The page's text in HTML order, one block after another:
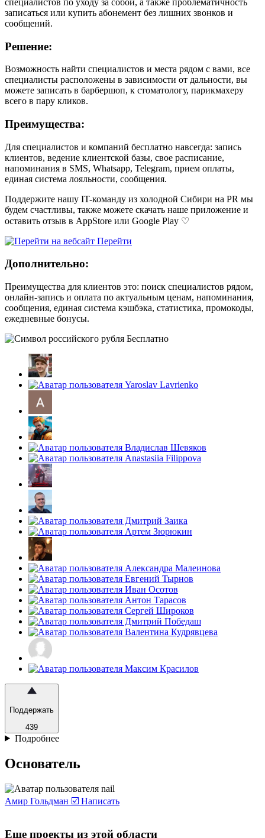
записаться или купить абонемент без лишних звонков и
сообщений.
Решение:
Возможность найти специалистов и места рядом с вами, все
специалисты расположены в зависимости от дальности, вы
можете записать в барбершоп, к стоматологу, парикмахеру
всего в пару кликов.
Преимущества:
Для специалистов и компаний бесплатно навсегда: запись
клиентов, ведение клиентской базы, свое расписание,
напоминания в SMS, Whatsapp, Telegram, прием оплаты,
единая система лояльности, сообщения.
Поддержите нашу IT-команду из холодной Сибири на PR мы
будем счастливы, также можете скачать наше приложение и
оставить отзыв в AppStore или Google Play ♡
Перейти
Дополнительно:
Преимущества для клиентов это: поиск специалистов рядом,
онлайн-запись и оплата по актуальным ценам, напоминания,
сообщения, единая система кэшбэка, статистика, промокоды,
ежедневные бонусы.
Бесплатно
Поддержать
439
Подробнее
Основатель
Амир Гольдман ☑️ Написать
Еще проекты из этой области